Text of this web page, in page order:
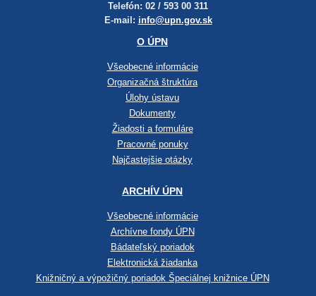
Telefón: 02 / 593 00 311
E-mail: info@upn.gov.sk
O ÚPN
Všeobecné informácie
Organizačná štruktúra
Úlohy ústavu
Dokumenty
Žiadosti a formuláre
Pracovné ponuky
Najčastejšie otázky
ARCHÍV ÚPN
Všeobecné informácie
Archívne fondy ÚPN
Bádateľský poriadok
Elektronická žiadanka
Knižničný a výpožičný poriadok Špeciálnej knižnice ÚPN